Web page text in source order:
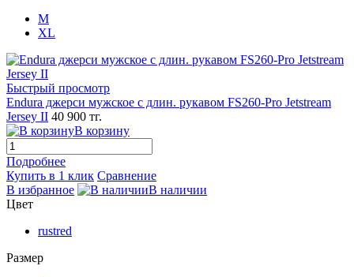
M
XL
Быстрый просмотр
Endura джерси мужское с длин. рукавом FS260-Pro Jetstream
Jersey II 40 900 тг.
В корзину
Подробнее
Купить в 1 клик Сравнение
В избранное
В наличии
Цвет
rustred
Размер